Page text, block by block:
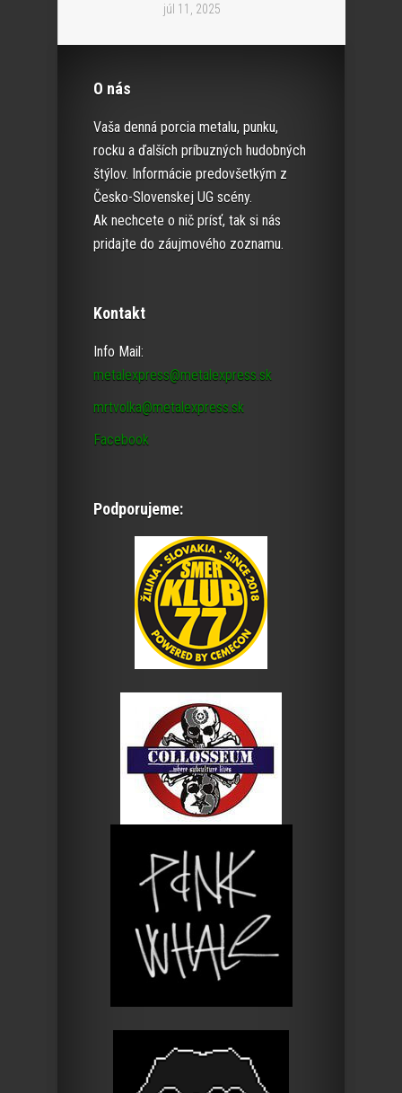
júl 11, 2025
O nás
Vaša denná porcia metalu, punku,
rocku a ďalších príbuzných hudobných
štýlov. Informácie predovšetkým z
Česko-Slovenskej UG scény.
Ak nechcete o nič prísť, tak si nás
pridajte do záujmového zoznamu.
Kontakt
Info Mail:
metalexpress@metalexpress.sk
mrtvolka@metalexpress.sk
Facebook
Podporujeme: